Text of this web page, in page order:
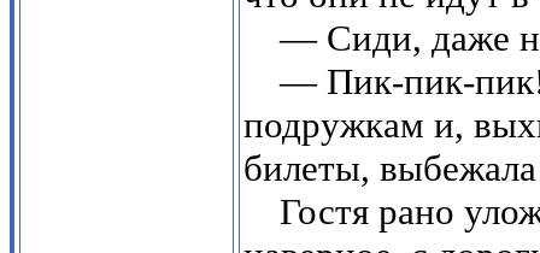
— Сиди, даже
— Пик-пик-пик!
подружкам и,
билеты,
Гостя рано